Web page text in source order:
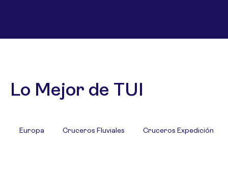
Lo Mejor de TUI
Europa Cruceros Fluviales Cruceros Expedición